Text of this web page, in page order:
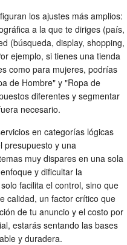
los ajustes más amplios:
a la que te diriges (país,
(búsqueda, display, shopping,
ejemplo, si tienes una tienda
como para mujeres, podrías
de Hombre" y "Ropa de
diferentes y segmentar
necesario.
en categorías lógicas
presupuesto y una
muy dispares en una sola
y dificultar la
facilita el control, sino que
calidad, un factor crítico que
de tu anuncio y el costo por
estarás sentando las bases
y duradera.